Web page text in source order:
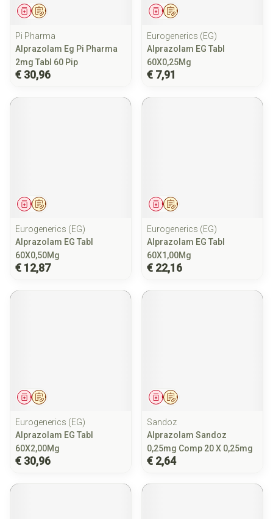
Op voorschrift
Geneesmiddel
Pi Pharma
Alprazolam Eg Pi Pharma
2mg Tabl 60 Pip
€ 30,96
Op voorschrift
Geneesmiddel
Eurogenerics (EG)
Alprazolam EG Tabl
60X0,25Mg
€ 7,91
Op voorschrift
Geneesmiddel
Eurogenerics (EG)
Alprazolam EG Tabl
60X0,50Mg
€ 12,87
Op voorschrift
Geneesmiddel
Eurogenerics (EG)
Alprazolam EG Tabl
60X1,00Mg
€ 22,16
Op voorschrift
Geneesmiddel
Eurogenerics (EG)
Alprazolam EG Tabl
60X2,00Mg
€ 30,96
Op voorschrift
Geneesmiddel
Sandoz
Alprazolam Sandoz
0,25mg Comp 20 X 0,25mg
€ 2,64